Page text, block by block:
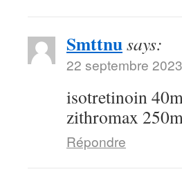
Smttnusays:
22 septembre
isotretinoin
zithromax
Répondre